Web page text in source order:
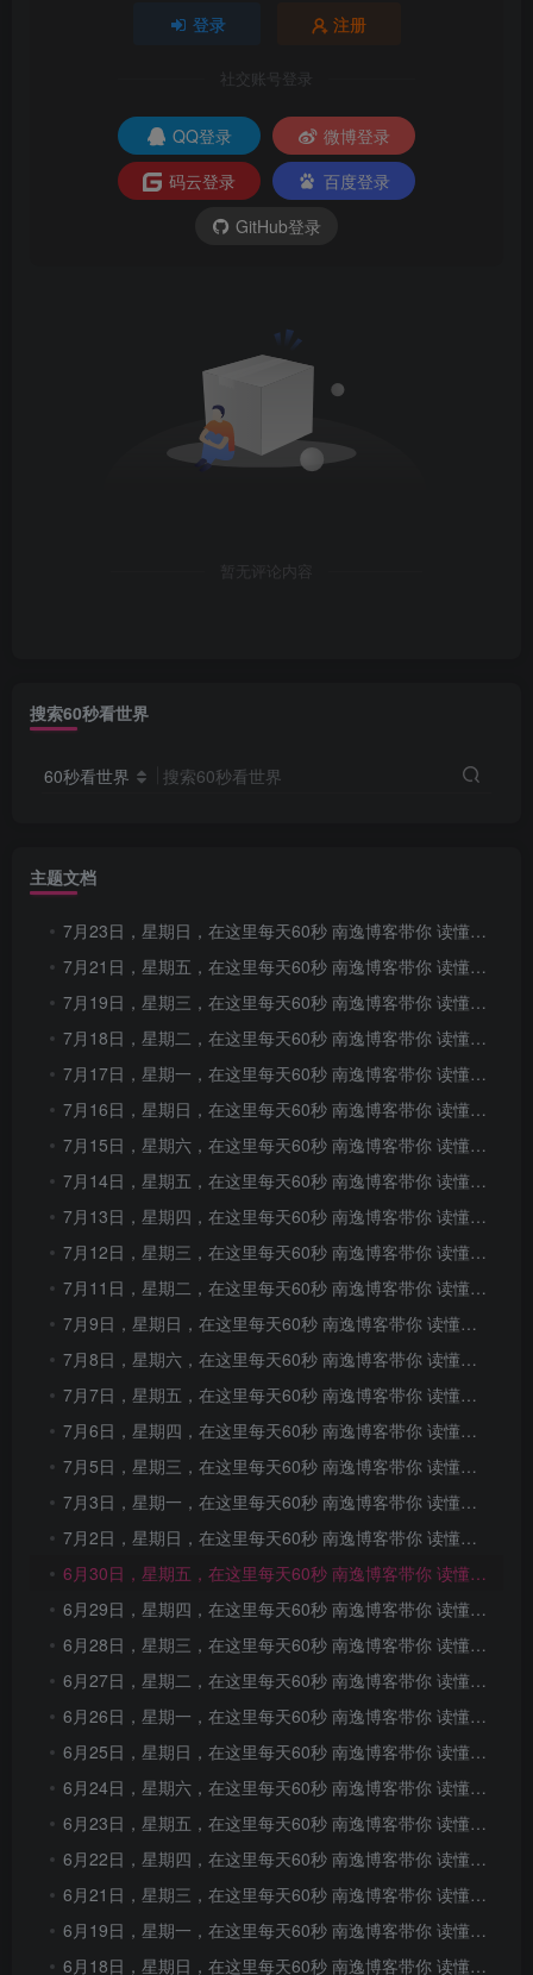
登录 注册
社交账号登录
QQ登录
微博登录
码云登录
百度登录
GitHub登录
暂无评论内容
搜索60秒看世界
60秒看世界 搜索60秒看世界
主题文档
7月23日，星期日，在这里每天60秒 南逸博客带你 读懂世界！
7月21日，星期五，在这里每天60秒 南逸博客带你 读懂世界！
7月19日，星期三，在这里每天60秒 南逸博客带你 读懂世界！
7月18日，星期二，在这里每天60秒 南逸博客带你 读懂世界！
7月17日，星期一，在这里每天60秒 南逸博客带你 读懂世界！
7月16日，星期日，在这里每天60秒 南逸博客带你 读懂世界！
7月15日，星期六，在这里每天60秒 南逸博客带你 读懂世界！
7月14日，星期五，在这里每天60秒 南逸博客带你 读懂世界！
7月13日，星期四，在这里每天60秒 南逸博客带你 读懂世界！
7月12日，星期三，在这里每天60秒 南逸博客带你 读懂世界！
7月11日，星期二，在这里每天60秒 南逸博客带你 读懂世界！
7月9日，星期日，在这里每天60秒 南逸博客带你 读懂世界！
7月8日，星期六，在这里每天60秒 南逸博客带你 读懂世界！
7月7日，星期五，在这里每天60秒 南逸博客带你 读懂世界！
7月6日，星期四，在这里每天60秒 南逸博客带你 读懂世界！
7月5日，星期三，在这里每天60秒 南逸博客带你 读懂世界！
7月3日，星期一，在这里每天60秒 南逸博客带你 读懂世界！
7月2日，星期日，在这里每天60秒 南逸博客带你 读懂世界！
6月30日，星期五，在这里每天60秒 南逸博客带你 读懂世界！
6月29日，星期四，在这里每天60秒 南逸博客带你 读懂世界！
6月28日，星期三，在这里每天60秒 南逸博客带你 读懂世界！
6月27日，星期二，在这里每天60秒 南逸博客带你 读懂世界！
6月26日，星期一，在这里每天60秒 南逸博客带你 读懂世界！
6月25日，星期日，在这里每天60秒 南逸博客带你 读懂世界！
6月24日，星期六，在这里每天60秒 南逸博客带你 读懂世界！
6月23日，星期五，在这里每天60秒 南逸博客带你 读懂世界！
6月22日，星期四，在这里每天60秒 南逸博客带你 读懂世界！
6月21日，星期三，在这里每天60秒 南逸博客带你 读懂世界！
6月19日，星期一，在这里每天60秒 南逸博客带你 读懂世界！
6月18日，星期日，在这里每天60秒 南逸博客带你 读懂世界！